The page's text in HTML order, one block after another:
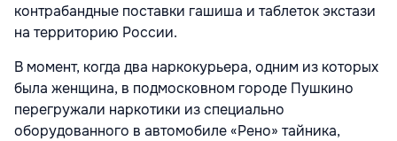
контрабандные поставки гашиша и таблеток экстази
на территорию России.
В момент, когда два наркокурьера, одним из которых
была женщина, в подмосковном городе Пушкино
перегружали наркотики из специально
оборудованного в автомобиле «Рено» тайника,